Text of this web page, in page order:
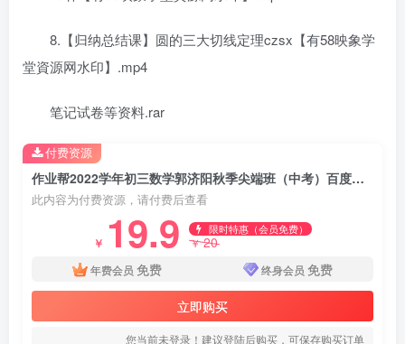
8.【归纳总结课】圆的三大切线定理czsx【有58映象学
堂資源网水印】.mp4
笔记试卷等资料.rar
作业帮2022学年初三数学郭济阳秋季尖端班（中考）百度网盘分享下载
此内容为付费资源，请付费后查看
￥ 19.9 限时特惠（会员免费）
￥20
年费会员 免费 终身会员 免费
立即购买
您当前未登录！建议登陆后购买，可保存购买订单
付费资源